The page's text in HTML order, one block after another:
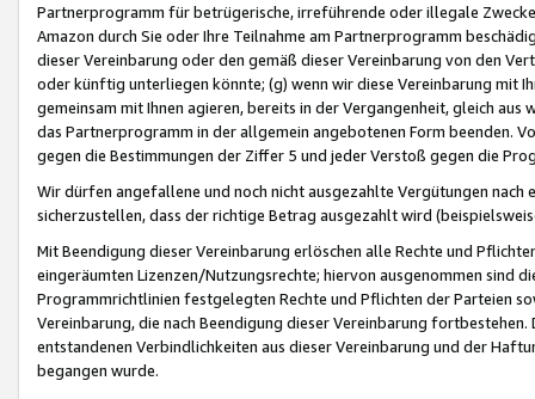
Partnerprogramm für betrügerische, irreführende oder illegale
Amazon durch Sie oder Ihre Teilnahme am Partnerprogramm
dieser Vereinbarung oder den gemäß dieser Vereinbarung von den
oder künftig unterliegen könnte; (g) wenn wir diese Vereinbarung mit
gemeinsam mit Ihnen agieren, bereits in der Vergangenheit, gleich
das Partnerprogramm in der allgemein angebotenen Form beenden.
gegen die Bestimmungen der Ziffer 5 und jeder Verstoß gegen die
Wir dürfen angefallene und noch nicht ausgezahlte Vergütungen
sicherzustellen, dass der richtige Betrag ausgezahlt wird
Mit Beendigung dieser Vereinbarung erlöschen alle Rechte und
eingeräumten Lizenzen/Nutzungsrechte; hiervon ausgenommen sind
Programmrichtlinien festgelegten Rechte und Pflichten der Parteien
Vereinbarung, die nach Beendigung dieser Vereinbarung
entstandenen Verbindlichkeiten aus dieser Vereinbarung und der
begangen wurde.